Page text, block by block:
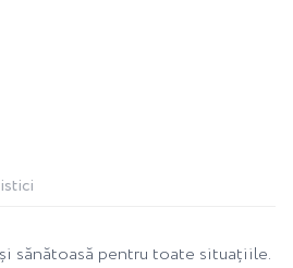
sănătoasă pentru toate situațiile.